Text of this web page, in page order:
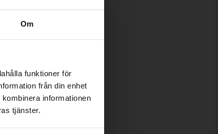
Om
funktioner för
från din enhet
informationen
tjänster.